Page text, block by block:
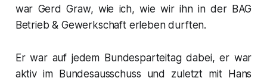
war Gerd Graw, wie ich, wie wir ihn in der BAG
Betrieb & Gewerkschaft erleben durften.
Er war auf jedem Bundesparteitag dabei, er war
aktiv im Bundesausschuss und zuletzt mit Hans